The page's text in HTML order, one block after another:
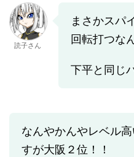
読子さん
まさかスパ
回転打つな
下平と同じ
なんやかんやレベル
すが大阪２位！！